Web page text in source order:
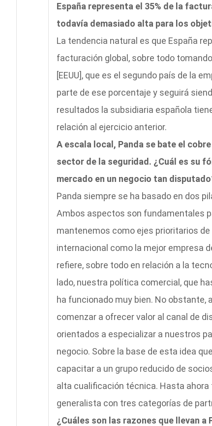
España representa el 35% de la
todavía demasiado alta para los
La tendencia natural es que España
facturación global, sobre todo
[EEUU], que es el segundo país de la
parte de ese porcentaje y seguirá
resultados la subsidiaria española
relación al ejercicio anterior.
A escala local, Panda se bate el
sector de la seguridad. ¿Cuál es su
mercado en un negocio tan
Panda siempre se ha basado en dos
Ambos aspectos son fundamentales
mantenemos como ejes prioritarios
internacional como la mejor empresa
refiere, sobre todo en relación a la
lado, nuestra política comercial, que
ha funcionado muy bien. No obstante,
comenzar a ofrecer valor al canal de
orientados a especializar a nuestros
negocio. Sobre la base de esta idea
capacitar a un grupo reducido de
alta cualificación técnica. Hasta
generalista con tres categorías de
¿Cuáles son las razones que llevan